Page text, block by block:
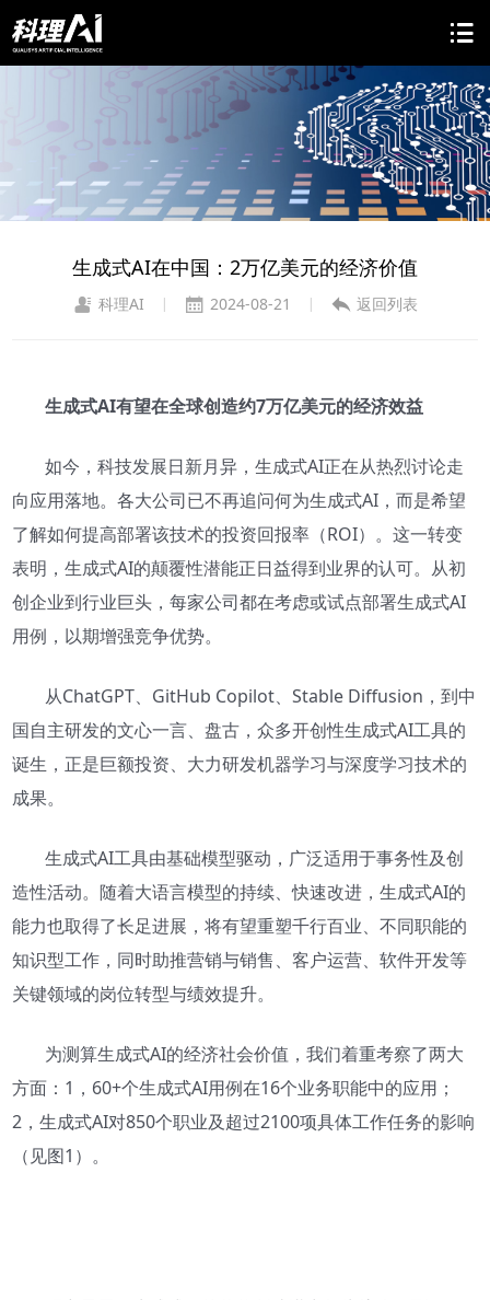
生成式AI在中国：2万亿美元的经济价值
科理AI | 2024-08-21 | 返回列表
生成式AI有望在全球创造约7万亿美元的经济效益
如今，科技发展日新月异，生成式AI正在从热烈讨论走
向应用落地。各大公司已不再追问何为生成式AI，而是希望
了解如何提高部署该技术的投资回报率（ROI）。这一转变
表明，生成式AI的颠覆性潜能正日益得到业界的认可。从初
创企业到行业巨头，每家公司都在考虑或试点部署生成式AI
用例，以期增强竞争优势。
从ChatGPT、GitHub Copilot、Stable Diffusion，到中
国自主研发的文心一言、盘古，众多开创性生成式AI工具的
诞生，正是巨额投资、大力研发机器学习与深度学习技术的
成果。
生成式AI工具由基础模型驱动，广泛适用于事务性及创
造性活动。随着大语言模型的持续、快速改进，生成式AI的
能力也取得了长足进展，将有望重塑千行百业、不同职能的
知识型工作，同时助推营销与销售、客户运营、软件开发等
关键领域的岗位转型与绩效提升。
为测算生成式AI的经济社会价值，我们着重考察了两大
方面：1，60+个生成式AI用例在16个业务职能中的应用；
2，生成式AI对850个职业及超过2100项具体工作任务的影响
（见图1）。